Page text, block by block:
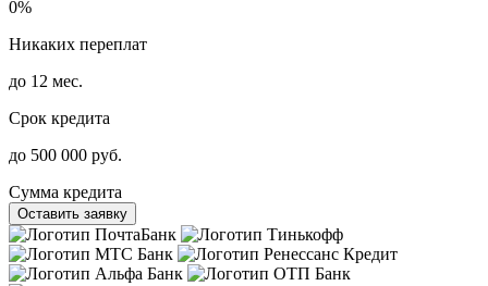
0%
Никаких переплат
до 12 мес.
Срок кредита
до 500 000 руб.
Сумма кредита
Оставить заявку